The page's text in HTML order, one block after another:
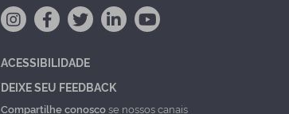
ACESSIBILIDADE
DEIXE SEU FEEDBACK
Compartilhe conoscose nossos canais